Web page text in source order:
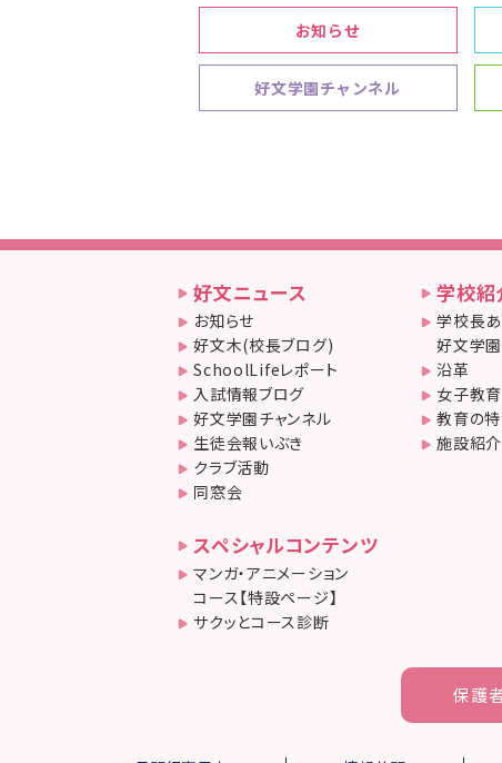
お知らせ
好文学園チャンネル
好文ニュース
お知らせ
好文木(校長ブログ)
SchoolLifeレポート
入試情報ブログ
好文学園チャンネル
生徒会報いぶき
クラブ活動
同窓会
スペシャルコンテンツ
マンガ・アニメーション
コース【特設ページ】
サクッとコース診断
学校紹
学校長あ
好文学
沿革
女子教育
教育の
施設紹介
保護